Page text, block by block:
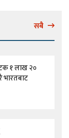
सबै
१ लाख २०
भारतबाट